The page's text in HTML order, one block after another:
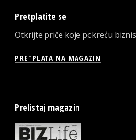
Pretplatite se
Otkrijte priče koje pokreću biznis
PRETPLATA NA MAGAZIN
Prelistaj magazin